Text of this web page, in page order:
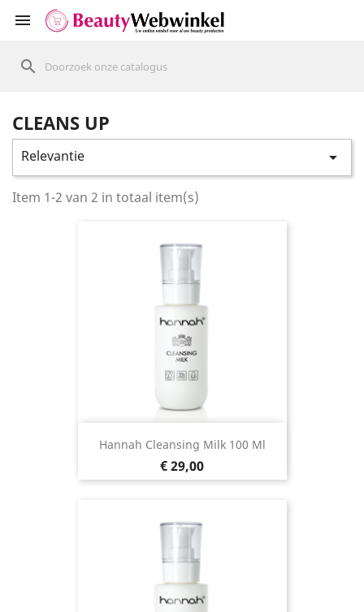

search
CLEANS UP
Relevantie 
Item 1-2 van 2 in totaal item(s)
Hannah Cleansing Milk 100 Ml
Prijs
€ 29,00